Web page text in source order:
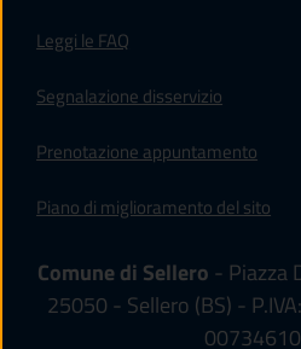
Leggi le FAQ
Segnalazione disservizio
Prenotazione appuntamento
Piano di miglioramento del sito
Comune di Sellero - Piazza
25050 - Sellero (BS) -